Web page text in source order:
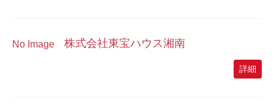
No Image 株式会社東宝ハウス湘南
詳細